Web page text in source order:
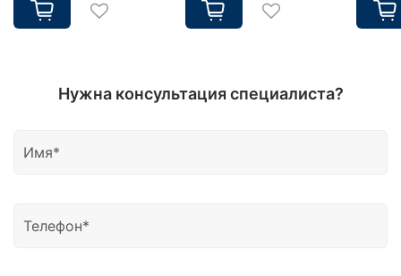
Нужна консультация специалиста?